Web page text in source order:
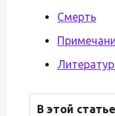
Смерть
В этой